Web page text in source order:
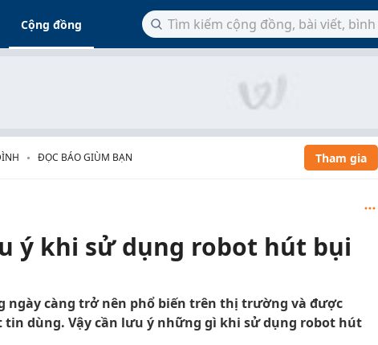
Cộng đồng
ĐỌC BÁO GIÙM BẠN Tham gia
ý khi sử dụng robot hút bụi
ngày càng trở nên phổ biến trên thị trường và được
tin dùng. Vậy cần lưu ý những gì khi sử dụng robot hút